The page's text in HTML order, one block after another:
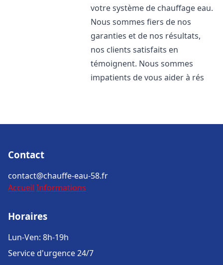
votre système de chauffage eau.
Nous sommes fiers de nos
garanties et de nos résultats,
nos clients satisfaits en
témoignent. Nous sommes
impatients de vous aider à rés
Contact
contact@chauffe-eau-58.fr
Accueil Informations
Horaires
Lun-Ven: 8h-19h
Service d'urgence 24/7